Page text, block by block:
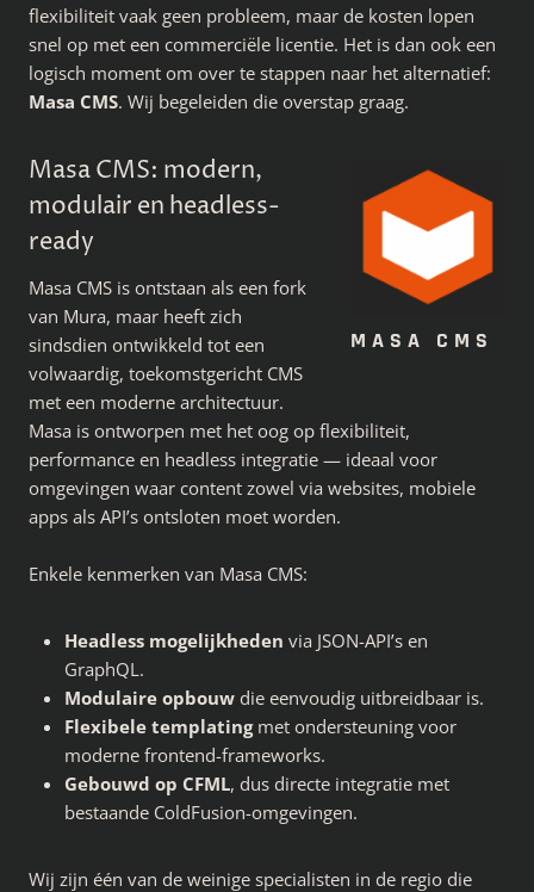
flexibiliteit vaak geen probleem, maar de kosten lopen
snel op met een commerciële licentie. Het is dan ook een
logisch moment om over te stappen naar het alternatief:
Masa CMS. Wij begeleiden die overstap graag.
MASA CMS
Masa CMS: modern,
modulair en headless-
ready
Masa CMS is ontstaan als een fork
van Mura, maar heeft zich
sindsdien ontwikkeld tot een
volwaardig, toekomstgericht CMS
met een moderne architectuur.
Masa is ontworpen met het oog op flexibiliteit,
performance en headless integratie — ideaal voor
omgevingen waar content zowel via websites, mobiele
apps als API’s ontsloten moet worden.
Enkele kenmerken van Masa CMS:
Headless mogelijkheden via JSON-API’s en
GraphQL.
Modulaire opbouw die eenvoudig uitbreidbaar is.
Flexibele templatingmet ondersteuning voor
moderne frontend-frameworks.
Gebouwd op CFML, dus directe integratie met
bestaande ColdFusion-omgevingen.
Wij zijn één van de weinige specialisten in de regio die